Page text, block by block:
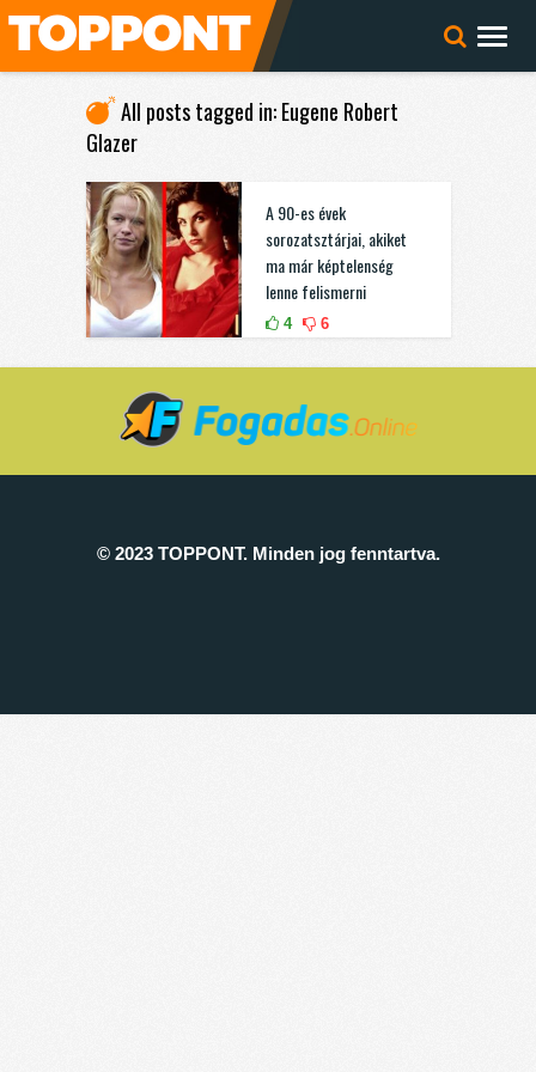
All posts tagged in: Eugene Robert
Glazer
A 90-es évek
sorozatsztárjai, akiket
ma már képtelenség
lenne felismerni
4 6
© 2023 TOPPONT. Minden jog fenntartva.